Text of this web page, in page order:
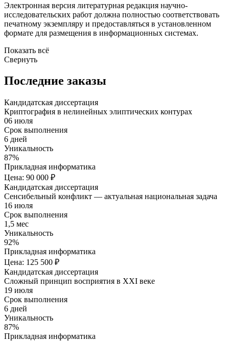
Электронная версия литературная редакция научно-
исследовательских работ должна полностью соответствовать
печатному экземпляру и предоставляться в установленном
формате для размещения в информационных системах.
Показать всё
Свернуть
Последние заказы
Кандидатская диссертация
Криптография в нелинейных элиптических контурах
06 июля
Срок выполнения
6 дней
Уникальность
87%
Прикладная информатика
Цена: 90 000 ₽
Кандидатская диссертация
Сенсибельный конфликт — актуальная национальная задача
16 июля
Срок выполнения
1,5 мес
Уникальность
92%
Прикладная информатика
Цена: 125 500 ₽
Кандидатская диссертация
Сложный принцип восприятия в XXI веке
19 июля
Срок выполнения
6 дней
Уникальность
87%
Прикладная информатика